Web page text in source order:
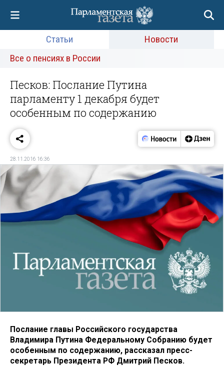
Статьи
Новости
Все о пенсиях в России
Песков: Послание Путина
парламенту 1 декабря будет
особенным по содержанию
28.11.2016 16:36
Послание главы Российского государства
Владимира Путина Федеральному Собранию будет
особенным по содержанию, рассказал пресс-
секретарь Президента РФ Дмитрий Песков.